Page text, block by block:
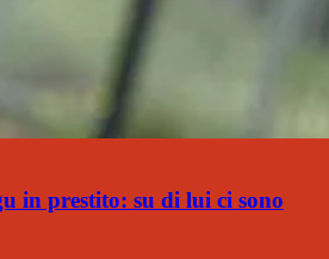
in prestito: su di lui ci sono